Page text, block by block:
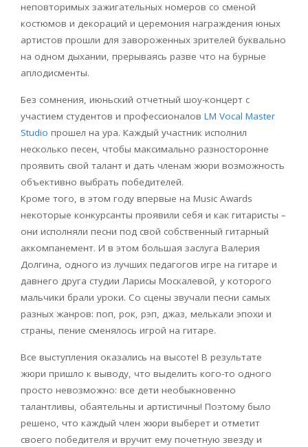
неповторимых зажигательных номеров со сменой
костюмов и декораций и церемония награждения юных
артистов прошли для завороженных зрителей буквально
на одном дыхании, прерываясь разве что на бурные
аплодисменты.
Без сомнения, июньский отчетный шоу-концерт с
участием студентов и профессионалов LM Vocal Master
Studio прошел на ура. Каждый участник исполнил
несколько песен, чтобы максимально разносторонне
проявить свой талант и дать членам жюри возможность
объективно выбрать победителей.
Кроме того, в этом году впервые на Music Awards
некоторые конкурсанты проявили себя и как гитаристы –
они исполняли песни под свой собственный гитарный
аккомпанемент. И в этом большая заслуга Валерия
Долгина, одного из лучших педагогов игре на гитаре и
давнего друга студии Ларисы Москалевой, у которого
мальчики брали уроки. Со сцены звучали песни самых
разных жанров: поп, рок, рэп, джаз, мелькали эпохи и
страны, пение сменялось игрой на гитаре.
Все выступления оказались на высоте! В результате
жюри пришло к выводу, что выделить кого-то одного
просто невозможно: все дети необыкновенно
талантливы, обаятельны и артистичны! Поэтому было
решено, что каждый член жюри выберет и отметит
своего победителя и вручит ему почетную звезду и